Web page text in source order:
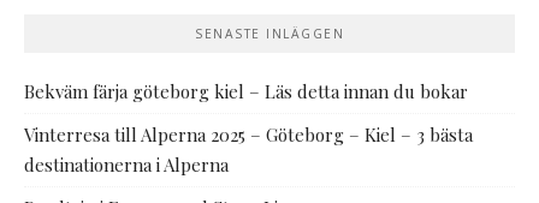
SENASTE INLÄGGEN
Bekväm färja göteborg kiel – Läs detta innan du bokar
Vinterresa till Alperna 2025 – Göteborg – Kiel – 3 bästa
destinationerna i Alperna